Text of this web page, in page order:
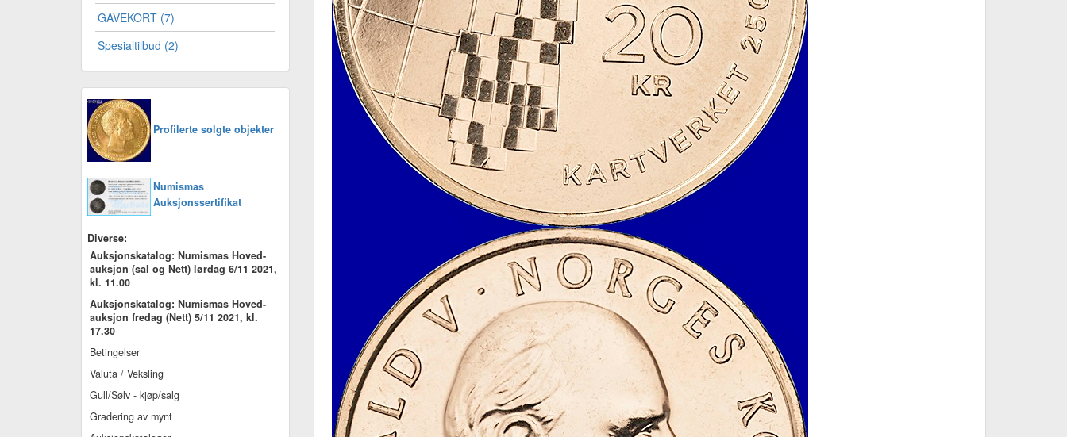
GAVEKORT (7)
Spesialtilbud (2)
Profilerte solgte objekter
Numismas
Auksjonssertifikat
Diverse:
Auksjonskatalog: Numismas Hoved-
auksjon (sal og Nett) lørdag 6/11 2021,
kl. 11.00
Auksjonskatalog: Numismas Hoved-
auksjon fredag (Nett) 5/11 2021, kl.
17.30
Betingelser
Valuta / Veksling
Gull/Sølv - kjøp/salg
Gradering av mynt